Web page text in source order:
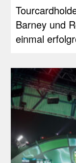
Barney und
einmal